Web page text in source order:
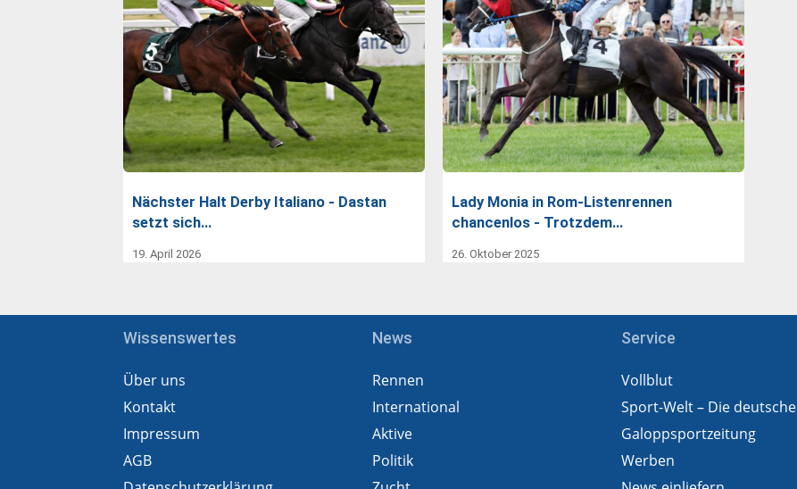
Nächster Halt Derby Italiano - Dastan
setzt sich…
19. April 2026
Lady Monia in Rom-Listenrennen
chancenlos - Trotzdem…
26. Oktober 2025
Wissenswertes
Über uns
Kontakt
Impressum
AGB
News
Rennen
International
Aktive
Politik
Service
Vollblut
Sport-Welt – Die deutsche
Galoppsportzeitung
Werben